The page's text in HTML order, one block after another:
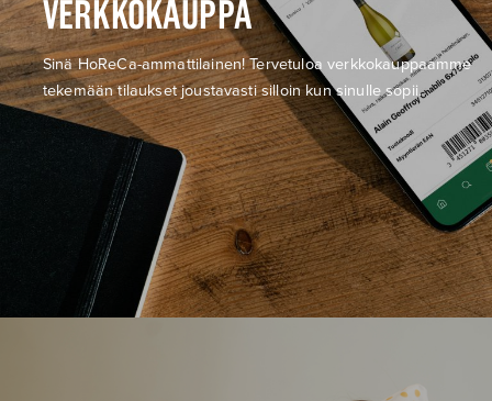
VERKKOKAUPPA
Sinä HoReCa-ammattilainen! Tervetuloa verkkokauppaamme
tekemään tilaukset joustavasti silloin kun sinulle sopii.